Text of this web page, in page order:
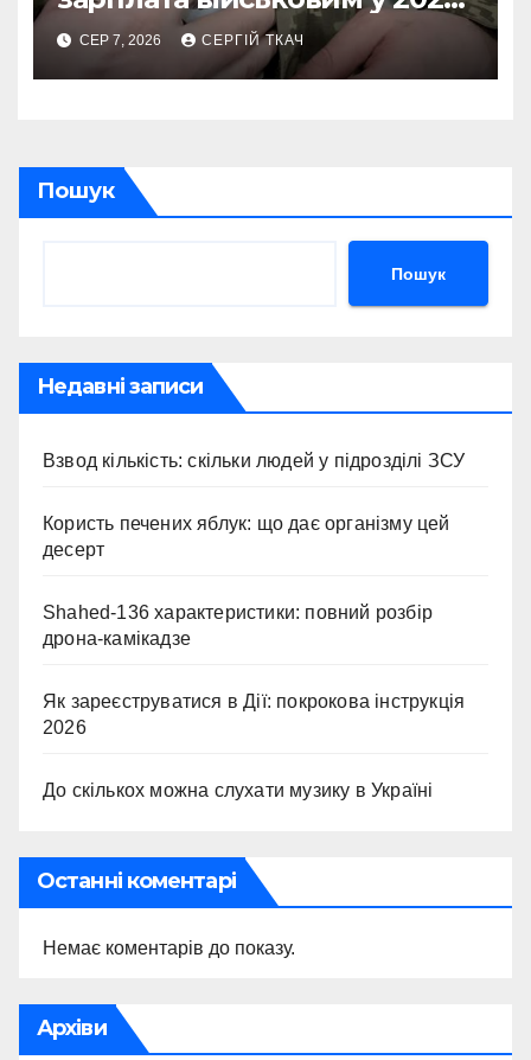
році
СЕР 7, 2026 СЕРГІЙ ТКАЧ
Пошук
Пошук
Недавні записи
Взвод кількість: скільки людей у підрозділі ЗСУ
Користь печених яблук: що дає організму цей
десерт
Shahed-136 характеристики: повний розбір
дрона-камікадзе
Як зареєструватися в Дії: покрокова інструкція
2026
До скількох можна слухати музику в Україні
Останні коментарі
Немає коментарів до показу.
Архіви